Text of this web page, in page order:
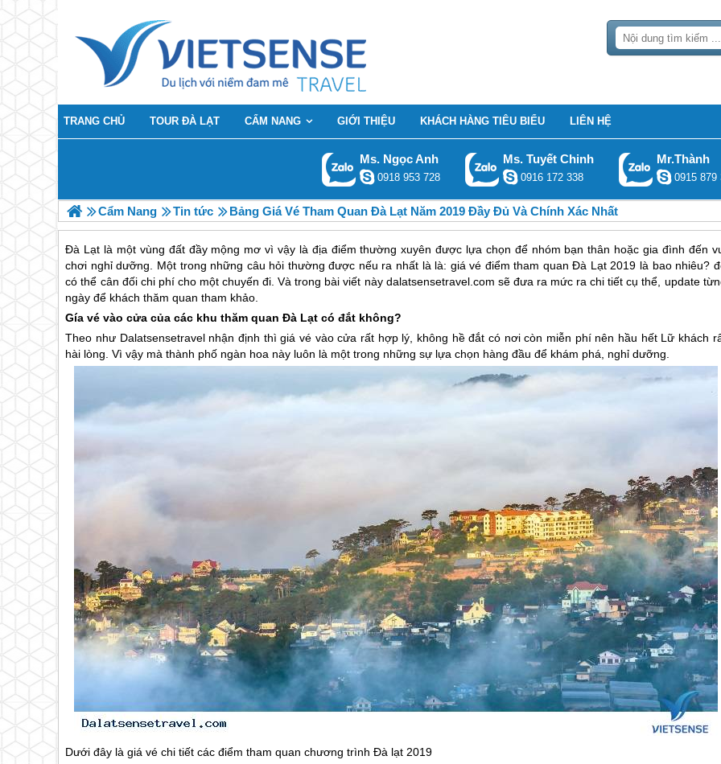
TRANG CHỦ TOUR ĐÀ LẠT CẨM NANG GIỚI THIỆU KHÁCH HÀNG TIÊU BIỂU LIÊN HỆ
Ms. Ngọc Anh
0918 953 728
Ms. Tuyết Chinh
0916 172 338
Mr.Thành
0915 879
Cẩm Nang Tin tức Bảng Giá Vé Tham Quan Đà Lạt Năm 2019 Đầy Đủ Và Chính Xác Nhất
Đà Lạt là một vùng đất đầy mộng mơ vì vậy là địa điểm thường xuyên được lựa chọn để nhóm bạn thân hoặc gia đình đến
chơi nghỉ dưỡng. Một trong những câu hỏi thường được nếu ra nhất là là: giá vé điểm tham quan Đà Lạt 2019 là bao nhiêu?
có thể cân đối chi phí cho một chuyến đi. Và trong bài viết này dalatsensetravel.com sẽ đưa ra mức ra chi tiết cụ thể, update
ngày để khách thăm quan tham khảo.
Gía vé vào cửa của các khu thăm quanĐà Lạt có đắt không?
Theo như Dalatsensetravel nhận định thì giá vé vào cửa rất hợp lý, không hề đắt có nơi còn miễn phí nên hầu hết Lữ khách
hài lòng. Vì vậy mà thành phố ngàn hoa này luôn là một trong những sự lựa chọn hàng đầu để khám phá, nghỉ dưỡng.
Dưới đây là giá vé chi tiết các điểm tham quan chương trìnhĐà lạt 2019